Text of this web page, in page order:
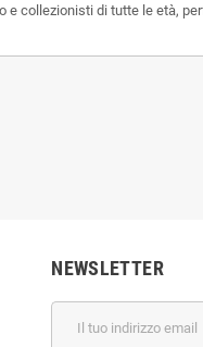
e collezionisti di tutte le età,
NEWSLETTER